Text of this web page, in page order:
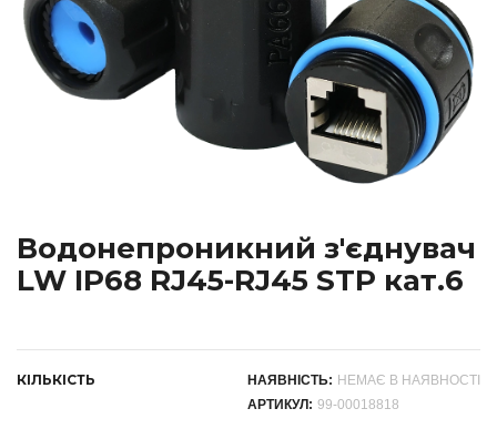
Водонепроникний з'єднувач
LW IP68 RJ45-RJ45 STP кат.6
КІЛЬКІСТЬ НАЯВНІСТЬ: НЕМАЄ В НАЯВНОСТІ
АРТИКУЛ: 99-00018818